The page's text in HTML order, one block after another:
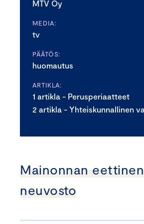
MTV Oy
MEDIA:
tv
PÄÄTÖS:
huomautus
ARTIKLA:
1 artikla - Perusperiaatteet
2 artikla - Yhteiskunnallinen
Mainonnan eettinen
neuvosto